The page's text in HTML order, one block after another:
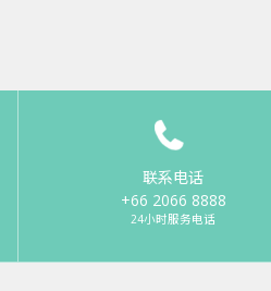
联系电话
+66 2066 8888
24小时服务电话